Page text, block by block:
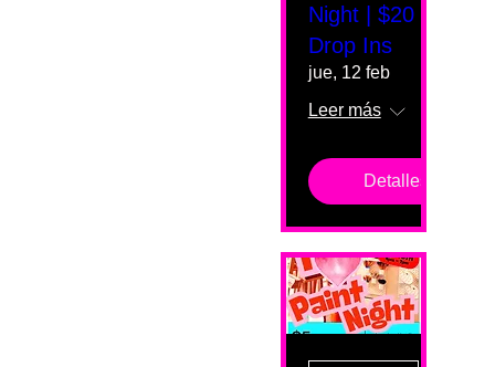
Night | $20
Drop Ins
jue, 12 feb
Leer más
Detalles